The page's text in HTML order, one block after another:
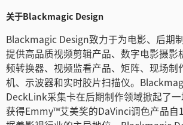
关于Blackmagic Design
Blackmagic Design致力于为电影、后期
提供高品质视频剪辑产品、数字电影摄影
频转换器、视频监看产品、矩阵、现场制
机、示波器和实时胶片扫描仪。
DeckLink采集卡在后期制作领域掀起了
获得Emmy™艾美奖的DaVinci调色产品自